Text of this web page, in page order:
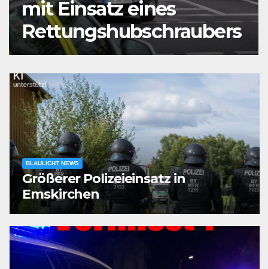
mit Einsatz eines
Rettungshubschraubers
BLAULICHT NEWS
Größerer Polizeieinsatz in
Emskirchen